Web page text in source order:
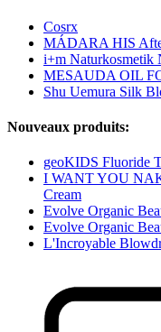
Cosrx
MÁDARA HIS
i+m Naturkosmetik
MESAUDA OIL
Shu Uemura Silk
Nouveaux produits:
geoKIDS Fluoride
I WANT YOU
Cream
Evolve Organic
Evolve Organic
L'Incroyable